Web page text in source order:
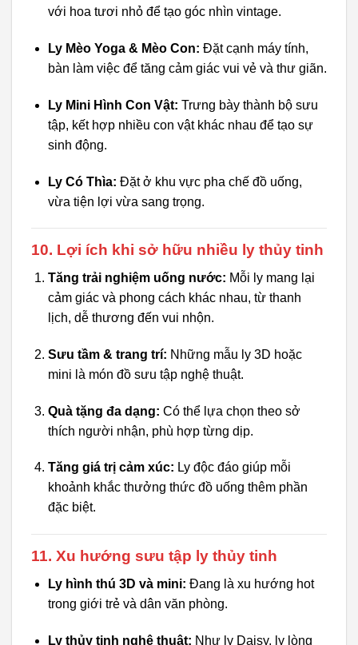
với hoa tươi nhỏ để tạo góc nhìn vintage.
Ly Mèo Yoga & Mèo Con: Đặt cạnh máy tính,
bàn làm việc để tăng cảm giác vui vẻ và thư giãn.
Ly Mini Hình Con Vật: Trưng bày thành bộ sưu
tập, kết hợp nhiều con vật khác nhau để tạo sự
sinh động.
Ly Có Thìa: Đặt ở khu vực pha chế đồ uống,
vừa tiện lợi vừa sang trọng.
10. Lợi ích khi sở hữu nhiều ly thủy tinh
Tăng trải nghiệm uống nước: Mỗi ly mang lại
cảm giác và phong cách khác nhau, từ thanh
lịch, dễ thương đến vui nhộn.
Sưu tầm & trang trí: Những mẫu ly 3D hoặc
mini là món đồ sưu tập nghệ thuật.
Quà tặng đa dạng: Có thể lựa chọn theo sở
thích người nhận, phù hợp từng dịp.
Tăng giá trị cảm xúc: Ly độc đáo giúp mỗi
khoảnh khắc thưởng thức đồ uống thêm phần
đặc biệt.
11. Xu hướng sưu tập ly thủy tinh
Ly hình thú 3D và mini: Đang là xu hướng hot
trong giới trẻ và dân văn phòng.
Ly thủy tinh nghệ thuật: Như ly Daisy, ly lòng